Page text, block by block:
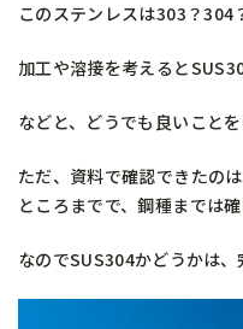
このステンレスは303？304
加工や溶接を考えると
などと、どうでも良いこと
ただ、資料で確認できたの
ところまでで、鋼種までは
なのでSUS304かどうかは